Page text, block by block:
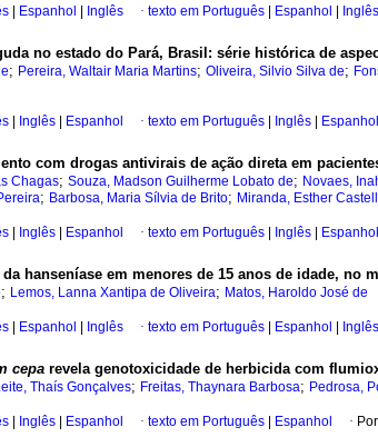
Espanhol Inglês · texto em Português Espanhol Inglês
no estado do Pará, Brasil: série histórica de
; Pereira, Waltair Maria Martins; Oliveira, Silvio Silva de;
Inglês Espanhol · texto em Português Inglês Espanhol
com drogas antivirais de ação direta em
Chagas; Souza, Madson Guilherme Lobato de; Novaes,
; Barbosa, Maria Sílvia de Brito; Miranda, Esther
Inglês Espanhol · texto em Português Inglês Espanhol
hanseníase em menores de 15 anos de idade, no
; Lemos, Lanna Xantipa de Oliveira; Matos, Haroldo José de
Espanhol Inglês · texto em Português Espanhol Inglês
cepa revela genotoxicidade de herbicida com
Thaís Gonçalves; Freitas, Thaynara Barbosa; Pedrosa,
Inglês Espanhol · texto em Português Espanhol ·